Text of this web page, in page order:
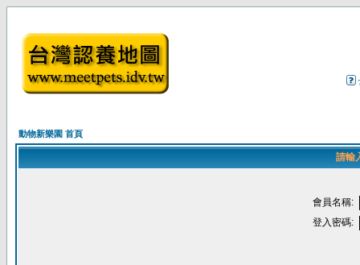
動物新樂園 首頁
請輸
會員名稱:
登入密碼: